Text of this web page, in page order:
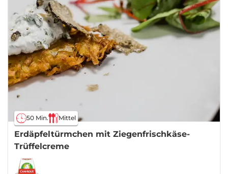
50 Min. Mittel
Erdäpfeltürmchen mit Ziegenfrischkäse-
Trüffelcreme